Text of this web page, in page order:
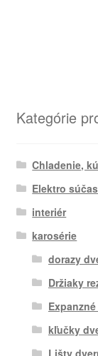
Kategórie
Chladenie,
Elektro
interiér
karosérie
dorazy
Držiaky
kľučky
Lišty